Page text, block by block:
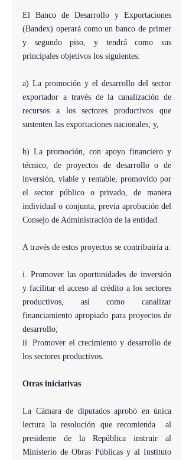
El Banco de Desarrollo y Exportaciones
(Bandex) operará como un banco de primer
y segundo piso, y tendrá como sus
principales objetivos los siguientes:
a) La promoción y el desarrollo del sector
exportador a través de la canalización de
recursos a los sectores productivos que
sustenten las exportaciones nacionales; y,
b) La promoción, con apoyo financiero y
técnico, de proyectos de desarrollo o de
inversión, viable y rentable, promovido por
el sector público o privado, de manera
individual o conjunta, previa aprobación del
Consejo de Administración de la entidad.
A través de estos proyectos se contribuiría a:
i. Promover las oportunidades de inversión
y facilitar el acceso al crédito a los sectores
productivos, así como canalizar
financiamiento apropiado para proyectos de
desarrollo;
ii. Promover el crecimiento y desarrollo de
los sectores productivos.
Otras iniciativas
La Cámara de diputados aprobó en única
lectura la resolución que recomienda  al
presidente de la República instruir al
Ministerio de Obras Públicas y al Instituto